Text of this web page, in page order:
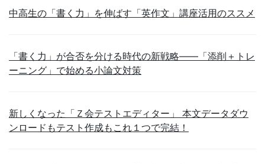
中高生の「書く力」を伸ばす「英作文」講座活用のススメ
「書く力」が合否を分ける時代の新戦略――「添削＋トレ
ーニング」で始める小論文対策
新しくなった「Ｚ会テストエディター」 本文データダウ
ンロードもテスト作成もこれ１つで完結！